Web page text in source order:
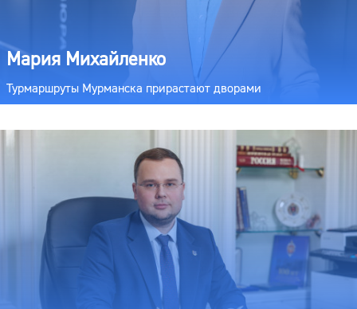
Мария Михайленко
Турмаршруты Мурманска прирастают дворами